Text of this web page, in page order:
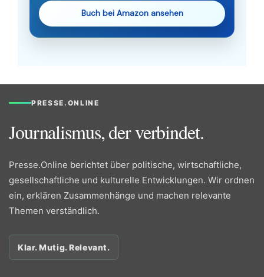
Buch bei Amazon ansehen
PRESSE.ONLINE
Journalismus, der verbindet.
Presse.Online berichtet über politische, wirtschaftliche,
gesellschaftliche und kulturelle Entwicklungen. Wir ordnen
ein, erklären Zusammenhänge und machen relevante
Themen verständlich.
Klar. Mutig. Relevant.